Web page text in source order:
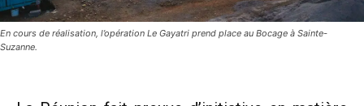
En cours de réalisation, l’opération Le Gayatri prend place au Bocage à Sainte-
Suzanne.